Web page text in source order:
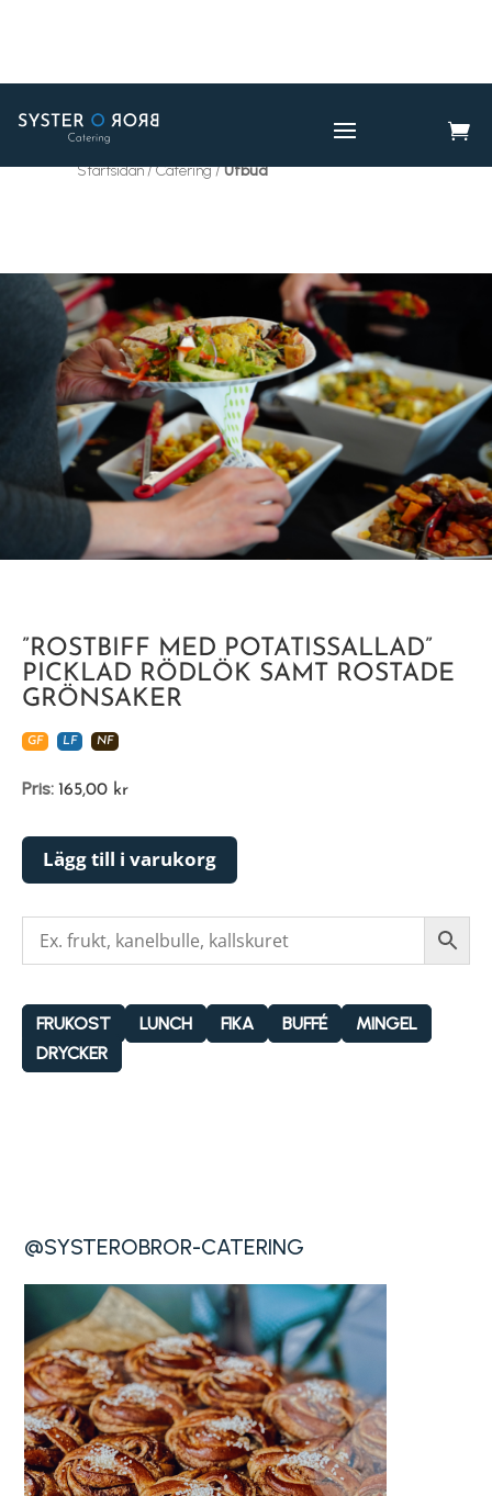

CATERING UTBUD
Startsidan / Catering /Utbud
”ROSTBIFF MED POTATISSALLAD”
PICKLAD RÖDLÖK SAMT ROSTADE
GRÖNSAKER
GF LF NF
Pris: 165,00 kr
Lägg till i varukorg
FRUKOST LUNCH FIKA BUFFÉ
MINGEL
DRYCKER
@SYSTEROBROR-CATERING